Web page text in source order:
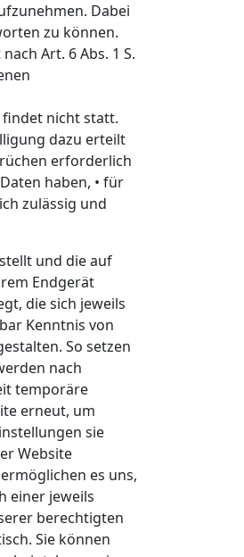
Dabei
zu können.
Art. 6 Abs. 1 S.
nicht statt.
dazu erteilt
erforderlich
haben, • für
zulässig und
und die auf
Endgerät
die sich jeweils
Kenntnis von
So setzen
nach
temporäre
erneut, um
sie
Website
es uns,
einer jeweils
berechtigten
Sie können